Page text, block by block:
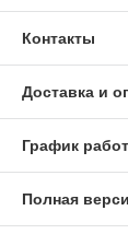
Контакты
Доставка и
График
Полная